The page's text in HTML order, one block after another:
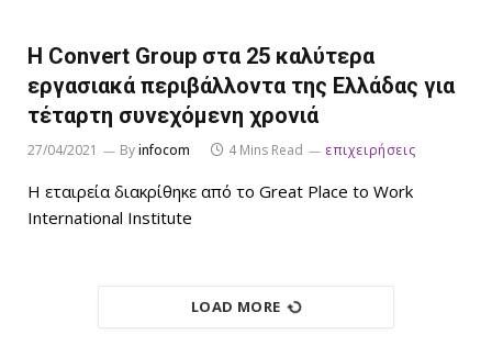
H Convert Group στα 25 καλύτερα
εργασιακά περιβάλλοντα της Ελλάδας για
τέταρτη συνεχόμενη χρονιά
27/04/2021 Byinfocom 4 Mins Read επιχειρήσεις
H εταιρεία διακρίθηκε από το Great Place to Work
International Institute
LOAD MORE